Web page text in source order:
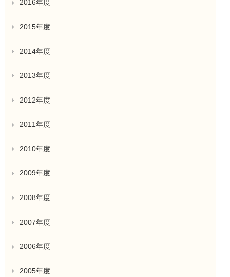
2016年度
2015年度
2014年度
2013年度
2012年度
2011年度
2010年度
2009年度
2008年度
2007年度
2006年度
2005年度